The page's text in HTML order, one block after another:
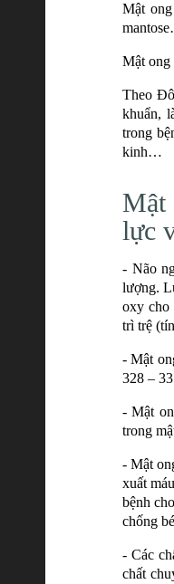
Mật
Mật
Theo
khuẩn,
trong
kinh…
Mật
lực
- Não
lượng.
oxy cho
trì trệ
- Mật
328 –
- Mật
trong
- Mật
xuất
bệnh
chống
- Các
chất